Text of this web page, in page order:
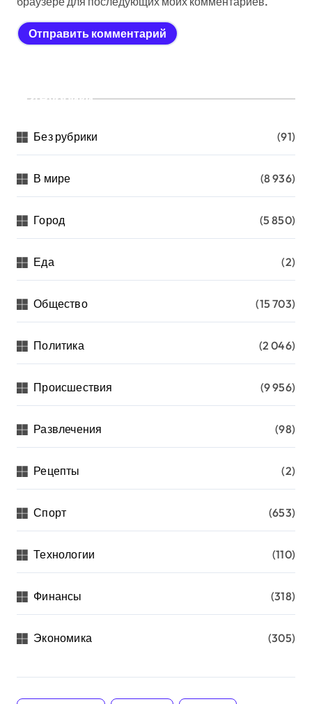
Рубрики
Без рубрики (91)
В мире (8 936)
Город (5 850)
Еда (2)
Общество (15 703)
Политика (2 046)
Происшествия (9 956)
Развлечения (98)
Рецепты (2)
Спорт (653)
Технологии (110)
Финансы (318)
Экономика (305)